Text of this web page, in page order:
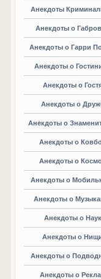
Анекдоты
Анекдоты о
Анекдоты о Гарри
Анекдоты о
Анекдоты о
Анекдоты о
Анекдоты о
Анекдоты о
Анекдоты о
Анекдоты о
Анекдоты о
Анекдоты о
Анекдоты о
Анекдоты о
Анекдоты о